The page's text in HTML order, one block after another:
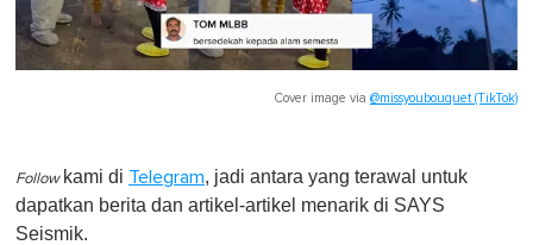
Cover image via @missyoubouquet (TikTok)
Follow kami di Telegram, jadi antara yang terawal untuk
dapatkan berita dan artikel-artikel menarik di SAYS
Seismik.